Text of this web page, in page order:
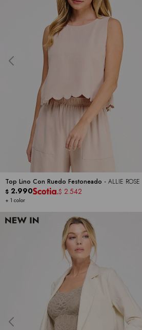
Top Lino Con Ruedo Festoneado - ALLIE ROSE
+ 1 color
$ 2.990 $ 2.542